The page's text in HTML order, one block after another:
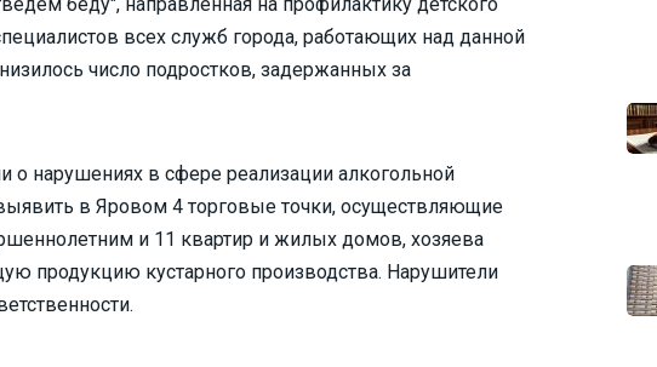
всех служб города, работающих над данной
число подростков, задержанных за
нарушениях в сфере реализации алкогольной
в Яровом 4 торговые точки, осуществляющие
и 11 квартир и жилых домов, хозяева
продукцию кустарного производства. Нарушители